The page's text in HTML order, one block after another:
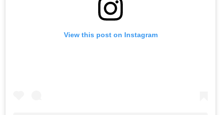
View this post on Instagram